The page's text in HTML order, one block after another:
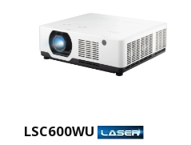
LSC600WU